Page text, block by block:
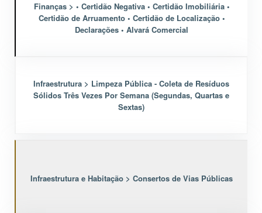
Finanças > • Certidão Negativa • Certidão Imobiliária •
Certidão de Arruamento • Certidão de Localização •
Declarações • Alvará Comercial
Infraestrutura > Limpeza Pública - Coleta de Resíduos
Sólidos Três Vezes Por Semana (Segundas, Quartas e
Sextas)
Infraestrutura e Habitação > Consertos de Vias Públicas